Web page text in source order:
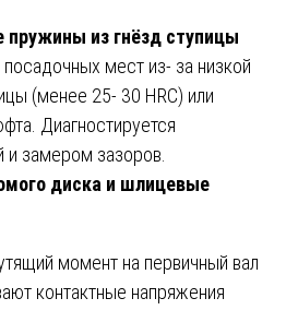
пружины из гнёзд ступицы
посадочных мест из- за низкой
(менее 25- 30 HRC) или
Диагностируется
и замером зазоров.
диска и шлицевые
момент на первичный вал
контактные напряжения